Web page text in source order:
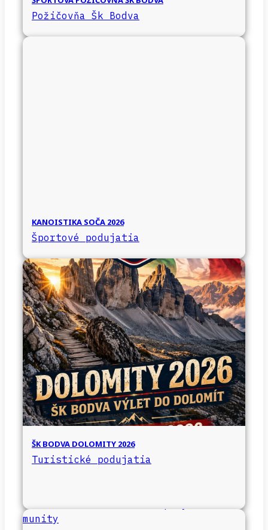
Požičovňa Šk Bodva
KANOISTIKA SOČA 2026
Športové podujatia
ŠK BODVA DOLOMITY 2026
Turistické podujatia